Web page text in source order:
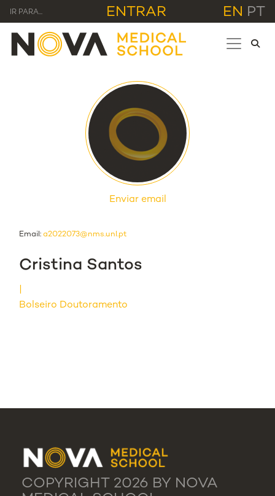
IR PARA... ENTRAR EN PT
Enviar email
Email: a2022073@nms.unl.pt
Cristina Santos
Bolseiro Doutoramento
COPYRIGHT 2026 BY NOVA